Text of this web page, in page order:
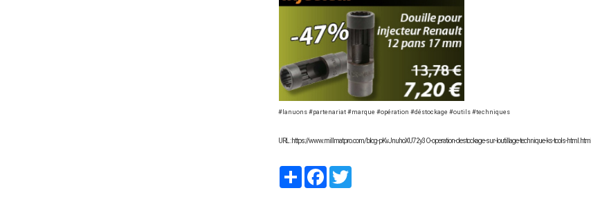
#lanuons #partenariat #marque #opération #déstockage #outils #techniques
URL : https://www.millmatpro.com/blog-pKvJnuhoXU72y3O-operation-destockage-sur-loutillage-technique-ks-tools-html.html
PartagerFacebook